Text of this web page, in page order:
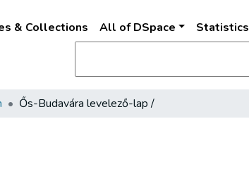
& Collections All of DSpace Statistics
Ős-Budavára levelező-lap /